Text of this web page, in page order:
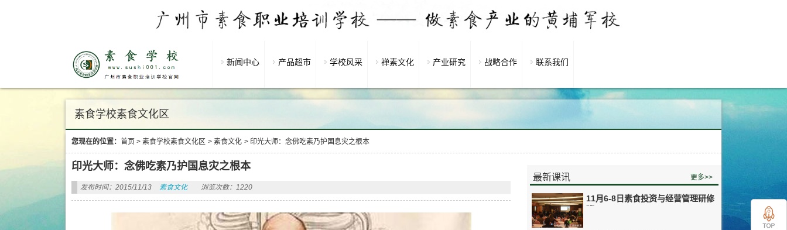
新闻中心 产品超市 学校风采 禅素文化 产业研究 战略合作 联系我们
素食学校素食文化区
您现在的位置： 首页 > 素食学校素食文化区 > 素食文化 > 印光大师：念佛吃素乃护国息灾之根本
最新课讯 更多>>
11月6-8日素食投资与经营管理研修
印光大师：念佛吃素乃护国息灾之根本
发布时间：2015/11/13 素食文化 浏览次数：1220